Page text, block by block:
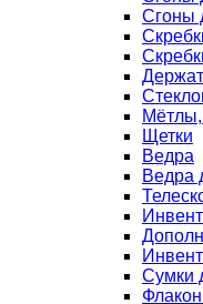
Сгоны
Мётлы,
Щетки
Ведра
Ведра
Сумки